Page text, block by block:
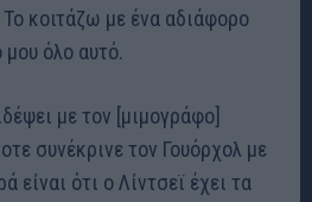
κοιτάζω με ένα αδιάφορο
όλο αυτό.
με τον [μιμογράφο]
συνέκρινε τον Γουόρχολ με
είναι ότι ο Λίντσεϊ έχει τα